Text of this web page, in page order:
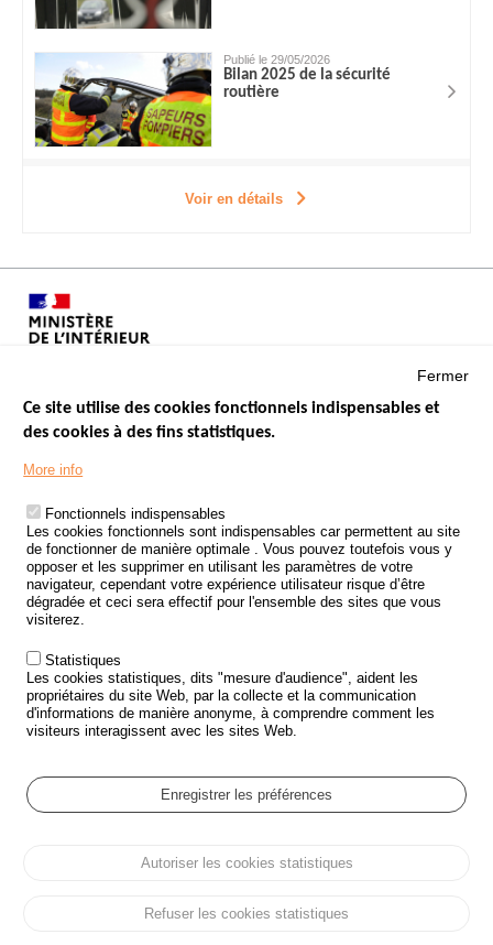
Publié le 29/05/2026
Bilan 2025 de la sécurité
routière
Voir en détails
Menu
Footer
LES SITES PUBLICS
ÉTAT DE L’INSÉCURITÉ ROUTIÈRE
TRAITEMENT DES DONNÉES PERSONNELLES DES ACCIDENTS DE
LA ROUTE
ETUDES ET RECHERCHES
APPEL À PROJETS
POLITIQUE DE SÉCURITÉ ROUTIÈRE
Outils
AGENDA
GLOSSAIRE
Cookie settings
Protection des données personnelles et Cookies
Fermer
Ce site utilise des cookies fonctionnels indispensables et
des cookies à des fins statistiques.
More info
Fonctionnels indispensables
Les cookies fonctionnels sont indispensables car permettent au site
de fonctionner de manière optimale . Vous pouvez toutefois vous y
opposer et les supprimer en utilisant les paramètres de votre
navigateur, cependant votre expérience utilisateur risque d’être
dégradée et ceci sera effectif pour l'ensemble des sites que vous
visiterez.
Statistiques
Les cookies statistiques, dits "mesure d'audience", aident les
propriétaires du site Web, par la collecte et la communication
d'informations de manière anonyme, à comprendre comment les
visiteurs interagissent avec les sites Web.
Enregistrer les préférences
Autoriser les cookies statistiques
Refuser les cookies statistiques